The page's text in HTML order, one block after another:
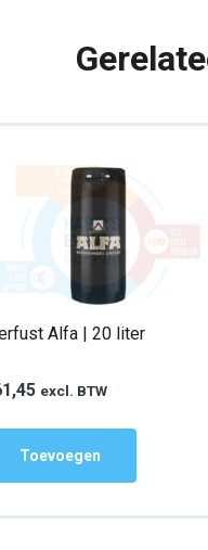
Alfa | 20 liter
excl. BTW
Toevoegen